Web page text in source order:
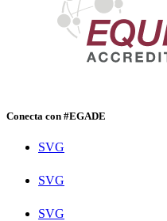
Conecta con #EGADE
SVG
SVG
SVG